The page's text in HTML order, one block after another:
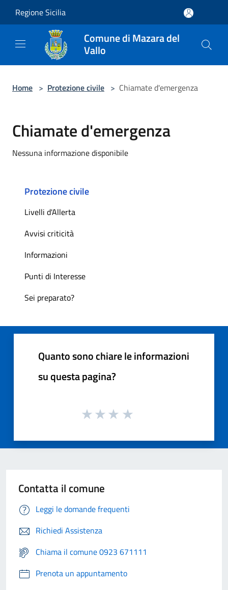
Regione Sicilia
Comune di Mazara del
Vallo
Home > Protezione civile > Chiamate d'emergenza
Chiamate d'emergenza
Nessuna informazione disponibile
Protezione civile
Livelli d'Allerta
Avvisi criticità
Informazioni
Punti di Interesse
Sei preparato?
Quanto sono chiare le informazioni
su questa pagina?
Contatta il comune
Leggi le domande frequenti
Richiedi Assistenza
Chiama il comune 0923 671111
Prenota un appuntamento